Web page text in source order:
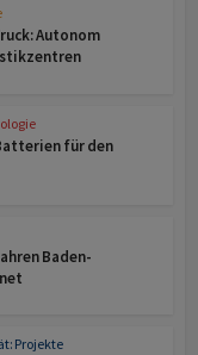
Autonom
für den
Baden-
Projekte